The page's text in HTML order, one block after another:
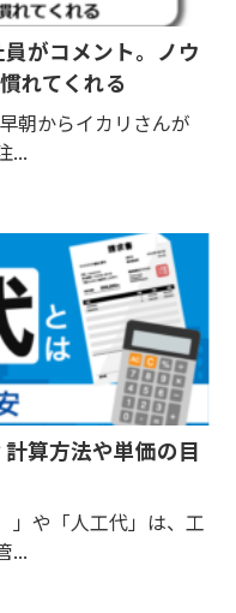
がコメント。ノウ
れてくれる
朝からイカリさんが
...
算方法や単価の目
」や「人工代」は、工
...